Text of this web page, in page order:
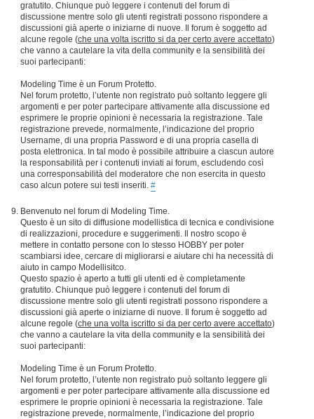
gratutito. Chiunque può leggere i contenuti del forum di
discussione mentre solo gli utenti registrati possono rispondere a
discussioni già aperte o iniziarne di nuove. Il forum è soggetto ad
alcune regole (che una volta iscritto si da per certo avere accettato)
che vanno a cautelare la vita della community e la sensibilità dei
suoi partecipanti:
Modeling Time è un Forum Protetto.
Nel forum protetto, l’utente non registrato può soltanto leggere gli
argomenti e per poter partecipare attivamente alla discussione ed
esprimere le proprie opinioni è necessaria la registrazione. Tale
registrazione prevede, normalmente, l’indicazione del proprio
Username, di una propria Password e di una propria casella di
posta elettronica. In tal modo è possibile attribuire a ciascun autore
la responsabilità per i contenuti inviati ai forum, escludendo così
una corresponsabilità del moderatore che non esercita in questo
caso alcun potere sui testi inseriti. #
Benvenuto nel forum di Modeling Time.
Questo è un sito di diffusione modellistica di tecnica e condivisione
di realizzazioni, procedure e suggerimenti. Il nostro scopo è
mettere in contatto persone con lo stesso HOBBY per poter
scambiarsi idee, cercare di migliorarsi e aiutare chi ha necessità di
aiuto in campo Modellisitco.
Questo spazio è aperto a tutti gli utenti ed è completamente
gratutito. Chiunque può leggere i contenuti del forum di
discussione mentre solo gli utenti registrati possono rispondere a
discussioni già aperte o iniziarne di nuove. Il forum è soggetto ad
alcune regole (che una volta iscritto si da per certo avere accettato)
che vanno a cautelare la vita della community e la sensibilità dei
suoi partecipanti:
Modeling Time è un Forum Protetto.
Nel forum protetto, l’utente non registrato può soltanto leggere gli
argomenti e per poter partecipare attivamente alla discussione ed
esprimere le proprie opinioni è necessaria la registrazione. Tale
registrazione prevede, normalmente, l’indicazione del proprio